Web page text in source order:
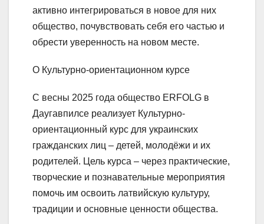
активно интегрироваться в новое для них
общество, почувствовать себя его частью и
обрести уверенность на новом месте.
О Культурно-ориентационном курсе
С весны 2025 года общество ERFOLG в
Даугавпилсе реализует Культурно-
ориентационный курс для украинских
гражданских лиц – детей, молодёжи и их
родителей. Цель курса – через практические,
творческие и познавательные мероприятия
помочь им освоить латвийскую культуру,
традиции и основные ценности общества.